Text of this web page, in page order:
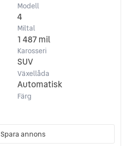
Modell
4
Miltal
1 487 mil
Karosseri
SUV
Växellåda
Automatisk
Färg
Spara annons